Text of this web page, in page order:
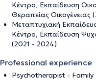
Κέντρο, Εκπαίδευση
Θεραπείας Οικογένειας
Μεταπτυχιακή
Κέντρο, Εκπαίδευση
(2021 - 2024)
Professional experience
Psychotherapist -